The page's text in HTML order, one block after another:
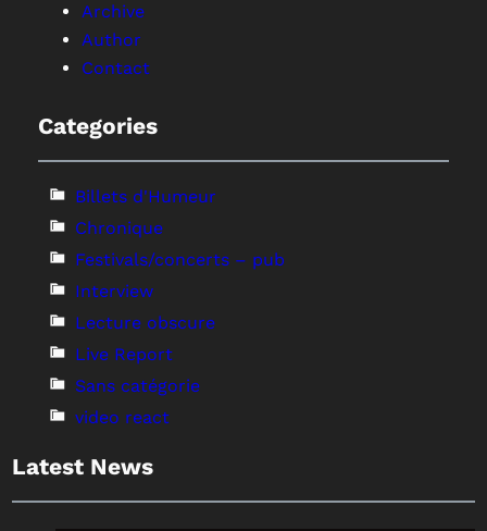
Archive
Author
Contact
Categories
Billets d'Humeur
Chronique
Festivals/concerts – pub
Interview
Lecture obscure
Live Report
Sans catégorie
video react
Latest News